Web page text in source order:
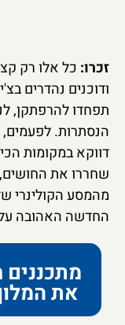
זכרו: כל אלו רק
ודוכנים נהדרים
תפחדו להרפתקן,
הנסתרות. לפעמים,
דווקא במקומות
שחררו את החושים,
מהמסע הקולינרי
החדשה האהובה
מתכננים
את